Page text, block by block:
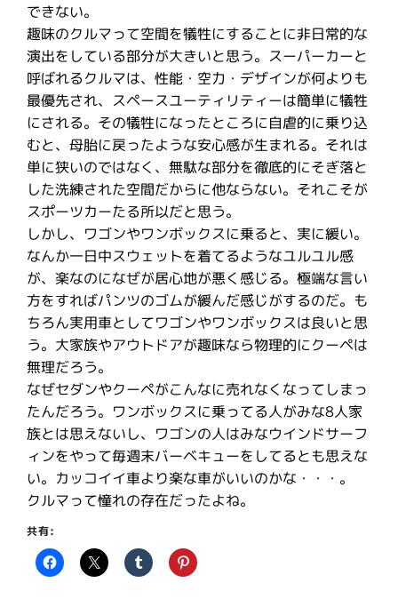
できない。
趣味のクルマって空間を犠牲にすることに非日常的な
演出をしている部分が大きいと思う。スーパーカーと
呼ばれるクルマは、性能・空力・デザインが何よりも
最優先され、スペースユーティリティーは簡単に犠牲
にされる。その犠牲になったところに自虐的に乗り込
むと、母胎に戻ったような安心感が生まれる。それは
単に狭いのではなく、無駄な部分を徹底的にそぎ落と
した洗練された空間だからに他ならない。それこそが
スポーツカーたる所以だと思う。
しかし、ワゴンやワンボックスに乗ると、実に緩い。
なんか一日中スウェットを着てるようなユルユル感
が、楽なのになぜが居心地が悪く感じる。極端な言い
方をすればパンツのゴムが緩んだ感じがするのだ。も
ちろん実用車としてワゴンやワンボックスは良いと思
う。大家族やアウトドアが趣味なら物理的にクーペは
無理だろう。
なぜセダンやクーペがこんなに売れなくなってしまっ
たんだろう。ワンボックスに乗ってる人がみな8人家
族とは思えないし、ワゴンの人はみなウインドサーフ
ィンをやって毎週末バーベキューをしてるとも思えな
い。カッコイイ車より楽な車がいいのかな・・・。
クルマって憧れの存在だったよね。
共有: